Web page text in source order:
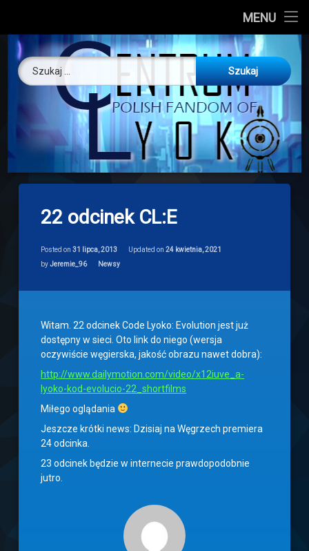
MENU
About us
O nas
Artykuły
Discord
Drogowskaz
Download
Skip
content
Centrum
Szukaj:
22 odcinek CL:E
Posted on31 lipca, 2013 Updated on24 kwietnia, 2021
byJeremie_96 Categories:
Newsy
Witam. 22 odcinek Code Lyoko: Evolution jest już
dostępny w sieci. Oto link do niego (wersja
oczywiście węgierska, jakość obrazu nawet dobra):
http://www.dailymotion.com/video/x12iuve_a-
lyoko-kod-evolucio-22_shortfilms
Miłego oglądania
Jeszcze krótki news: Dzisiaj na Węgrzech premiera
24 odcinka.
23 odcinek będzie w internecie prawdopodobnie
jutro.